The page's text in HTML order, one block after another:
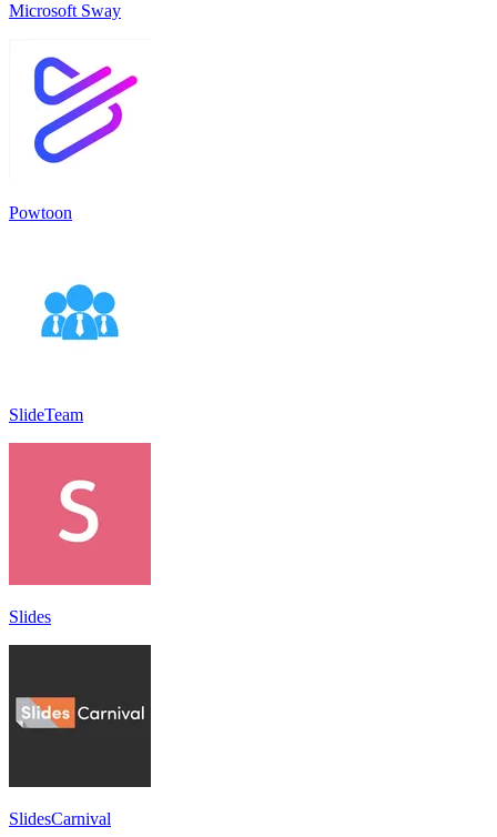
Microsoft Sway
Powtoon
SlideTeam
Slides
SlidesCarnival